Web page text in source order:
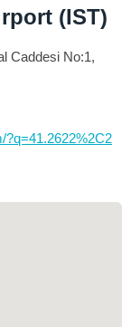
(IST)
Caddesi No:1,
?q=41.2622%2C2